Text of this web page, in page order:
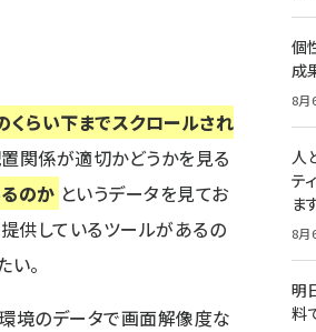
くらい下までスクロールされ
関係が適切かどうかを見る
のか というデータを見てお
提供しているツールがあるの
。
境のデータで画面解像度な
個
成
8月
人
テ
ま
8月
明
料